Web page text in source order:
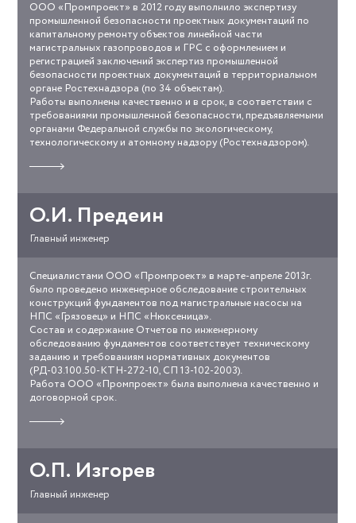
ooo-
gazprom-
transgaz-
sankt-
peterburg.jpg
ООО «Промпроект» в 2012 году выполнило экспертизу
промышленной безопасности проектных документаций по
капитальному ремонту объектов линейной части
магистральных газопроводов и ГРС с оформлением и
регистрацией заключений экспертиз промышленной
безопасности проектных документаций в территориальном
органе Ростехнадзора (по 34 объектам).
Работы выполнены качественно и в срок, в соответствии с
требованиями промышленной безопасности, предъявляемыми
органами Федеральной службы по экологическому,
технологическому и атомному надзору (Ростехнадзором).
работе
О.И. Предеин
Главный инженер
oao-
smn.jpg
Специалистами ООО «Промпроект» в марте-апреле 2013г.
было проведено инженерное обследование строительных
конструкций фундаментов под магистральные насосы на
НПС «Грязовец» и НПС «Нюксеница».
Состав и содержание Отчетов по инженерному
обследованию фундаментов соответствует техническому
заданию и требованиям нормативных документов
(РД-03.100.50-КТН-272-10, СП 13-102-2003).
Работа ООО «Промпроект» была выполнена качественно и
договорной срок.
работе
О.П. Изгорев
Главный инженер